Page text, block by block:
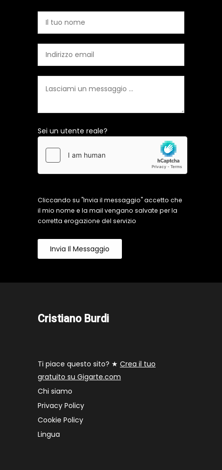
Sei un utente reale?
Cliccando su "Invia il messaggio" accetto che
il mio nome e la mail vengano salvate per la
corretta erogazione del servizio
Invia Il Messaggio
Cristiano Burdi
Ti piace questo sito? ★ Crea il tuo
gratuito su Gigarte.com
Chi siamo
Privacy Policy
Cookie Policy
Lingua